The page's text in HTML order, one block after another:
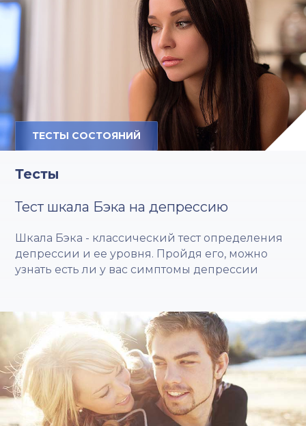
ТЕСТЫ СОСТОЯНИЙ
Тесты
Тест шкала Бэка на депрессию
Шкала Бэка - классический тест определения
депрессии и ее уровня. Пройдя его, можно
узнать есть ли у вас симптомы депрессии